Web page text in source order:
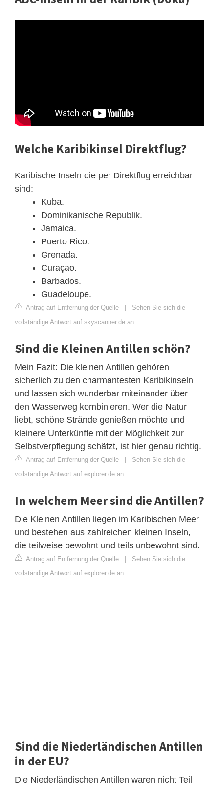
Welche Karibikinsel Direktflug?
Karibische Inseln die per Direktflug erreichbar
sind:
Kuba.
Dominikanische Republik.
Jamaica.
Puerto Rico.
Grenada.
Curaçao.
Barbados.
Guadeloupe.
Antrag auf Entfernung der Quelle | Sehen Sie sich die
vollständige Antwort auf skyscanner.de an
Sind die Kleinen Antillen schön?
Mein Fazit: Die kleinen Antillen gehören
sicherlich zu den charmantesten Karibikinseln
und lassen sich wunderbar miteinander über
den Wasserweg kombinieren. Wer die Natur
liebt, schöne Strände genießen möchte und
kleinere Unterkünfte mit der Möglichkeit zur
Selbstverpflegung schätzt, ist hier genau richtig.
Antrag auf Entfernung der Quelle | Sehen Sie sich die
vollständige Antwort auf explorer.de an
In welchem Meer sind die Antillen?
Die Kleinen Antillen liegen im Karibischen Meer
und bestehen aus zahlreichen kleinen Inseln,
die teilweise bewohnt und teils unbewohnt sind.
Antrag auf Entfernung der Quelle | Sehen Sie sich die
vollständige Antwort auf explorer.de an
Sind die Niederländischen Antillen
in der EU?
Die Niederländischen Antillen waren nicht Teil